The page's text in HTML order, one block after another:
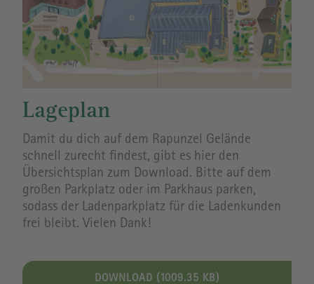
Lageplan
Damit du dich auf dem Rapunzel Gelände
schnell zurecht findest, gibt es hier den
Übersichtsplan zum Download. Bitte auf dem
großen Parkplatz oder im Parkhaus parken,
sodass der Ladenparkplatz für die Ladenkunden
frei bleibt. Vielen Dank!
DOWNLOAD (1009.35 KB)